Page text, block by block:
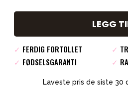
LEGG
✓ FERDIG FORTOLLET ✓
✓ FØDSELSGARANTI ✓
Laveste pris de siste 30